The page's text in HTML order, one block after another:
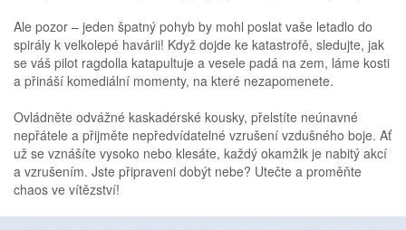
Ale pozor – jeden špatný pohyb by mohl poslat vaše letadlo do
spirály k velkolepé havárii! Když dojde ke katastrofě, sledujte, jak
se váš pilot ragdolla katapultuje a vesele padá na zem, láme kosti
a přináší komediální momenty, na které nezapomenete.
Ovládněte odvážné kaskadérské kousky, přelstíte neúnavné
nepřátele a přijměte nepředvídatelné vzrušení vzdušného boje. Ať
už se vznášíte vysoko nebo klesáte, každý okamžik je nabitý akcí
a vzrušením. Jste připraveni dobýt nebe? Utečte a proměňte
chaos ve vítězství!